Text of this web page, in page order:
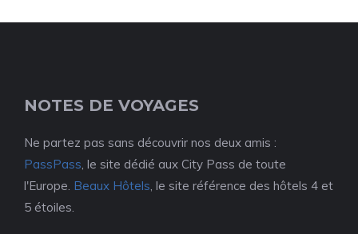
NOTES DE VOYAGES
Ne partez pas sans découvrir nos deux amis :
PassPass , le site dédié aux City Pass de toute
l'Europe. Beaux Hôtels , le site référence des hôtels 4 et
5 étoiles.